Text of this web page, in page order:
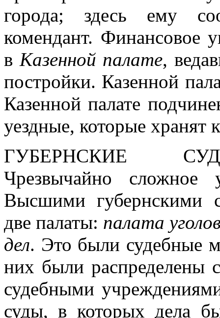
города; здесь ему
комендант. Финансовое
в Казенной палате,
постройки. Казенной
Казенной палате
уездные, которые хранят
ГУБЕРНСКИЕ
Чрезвычайно сложное
Высшими губернскими
две палаты: палата
дел. Это были судебные
них были распределены
судебными
суды, в которых дела